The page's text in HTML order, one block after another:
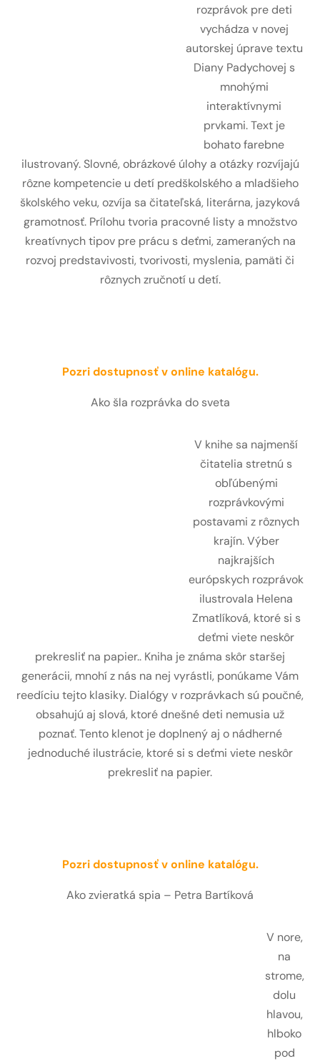
rozprávok pre deti
vychádza v novej
autorskej úprave textu
Diany Padychovej s
mnohými
interaktívnymi
prvkami. Text je
bohato farebne
ilustrovaný. Slovné, obrázkové úlohy a otázky rozvíjajú
rôzne kompetencie u detí predškolského a mladšieho
školského veku, ozvíja sa čitateľská, literárna, jazyková
gramotnosť. Prílohu tvoria pracovné listy a množstvo
kreatívnych tipov pre prácu s deťmi, zameraných na
rozvoj predstavivosti, tvorivosti, myslenia, pamäti či
rôznych zručnotí u detí.
Pozri dostupnosť v online katalógu.
Ako šla rozprávka do sveta
V knihe sa najmenší
čitatelia stretnú s
obľúbenými
rozprávkovými
postavami z rôznych
krajín. Výber
najkrajších
európskych rozprávok
ilustrovala Helena
Zmatlíková, ktoré si s
deťmi viete neskôr
prekresliť na papier.. Kniha je známa skôr staršej
generácii, mnohí z nás na nej vyrástli, ponúkame Vám
reedíciu tejto klasiky. Dialógy v rozprávkach sú poučné,
obsahujú aj slová, ktoré dnešné deti nemusia už
poznať. Tento klenot je doplnený aj o nádherné
jednoduché ilustrácie, ktoré si s deťmi viete neskôr
prekresliť na papier.
Pozri dostupnosť v online katalógu.
Ako zvieratká spia – Petra Bartíková
V nore,
na
strome,
dolu
hlavou,
hlboko
pod